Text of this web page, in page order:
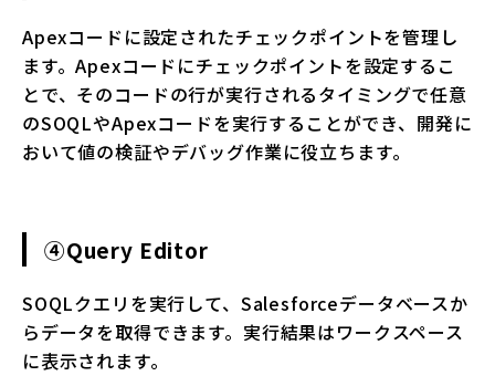
Apexコードに設定されたチェックポイントを管理し
ます。Apexコードにチェックポイントを設定するこ
とで、そのコードの行が実行されるタイミングで任意
のSOQLやApexコードを実行することができ、開発に
おいて値の検証やデバッグ作業に役立ちます。
④Query Editor
SOQLクエリを実行して、Salesforceデータベースか
らデータを取得できます。実行結果はワークスペース
に表示されます。